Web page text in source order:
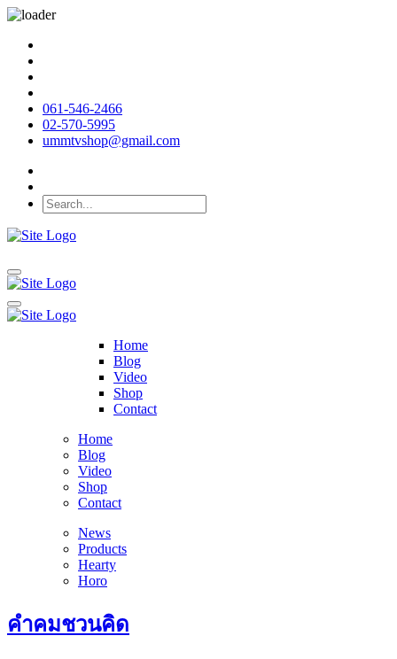
061-546-2466
02-570-5995
ummtvshop@gmail.com
Home
Blog
Video
Shop
Contact
Home
Blog
Video
Shop
Contact
News
Products
Hearty
Horo
คำคมชวนคิด